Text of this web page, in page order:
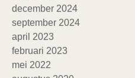
december 2024
september 2024
april 2023
februari 2023
mei 2022